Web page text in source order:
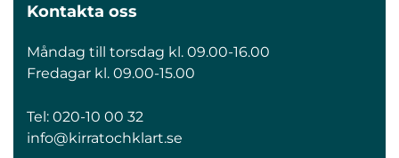
Kontakta oss
Måndag till torsdag kl. 09.00-16.00
Fredagar kl. 09.00-15.00
Tel: 020-10 00 32
info@kirratochklart.se